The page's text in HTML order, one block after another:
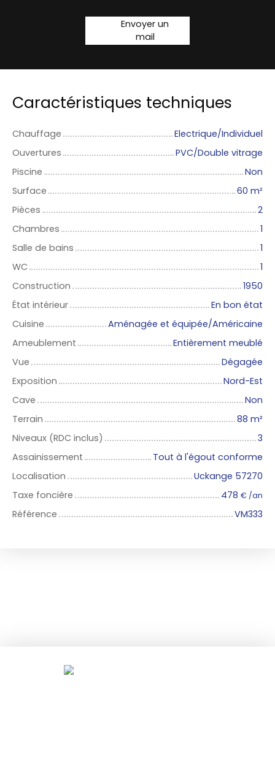
Envoyer un
mail
Caractéristiques techniques
Chauffage
Electrique/Individuel
Ouvertures
PVC/Double vitrage
Piscine
Non
Surface
60 m²
Pièces
2
Chambres
1
Salle de bains
1
WC
1
Construction
1950
État intérieur
En bon état
Cuisine
Aménagée et équipée/Américaine
Ameublement
Entièrement meublé
Vue
Dégagée
Exposition
Nord-Est
Cave
Non
Terrain
88 m²
Niveaux (RDC inclus)
3
Assainissement
Tout à l'égout conforme
Localisation
Uckange 57270
Taxe foncière
478 € /an
Référence VM333